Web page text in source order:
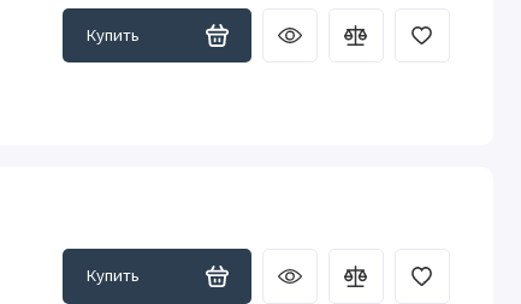
Купить
Купить